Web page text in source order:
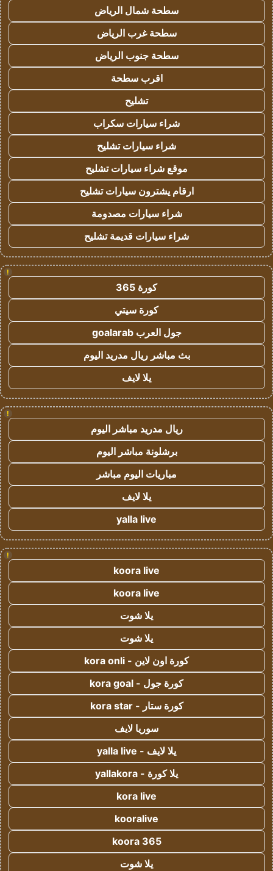
سطحة شمال الرياض
سطحة غرب الرياض
سطحة جنوب الرياض
اقرب سطحة
تشليح
شراء سيارات سكراب
شراء سيارات تشليح
موقع شراء سيارات تشليح
ارقام يشترون سيارات تشليح
شراء سيارات مصدومة
شراء سيارات قديمة تشليح
!
كورة 365
كورة سيتي
جول العرب goalarab
بث مباشر ريال مدريد اليوم
يلا لايف
!
ريال مدريد مباشر اليوم
برشلونة مباشر اليوم
مباريات اليوم مباشر
يلا لايف
yalla live
!
koora live
koora live
يلا شوت
يلا شوت
كورة اون لاين - kora onli
كورة جول - kora goal
كورة ستار - kora star
سوريا لايف
يلا لايف - yalla live
يلا كورة - yallakora
kora live
kooralive
koora 365
يلا شوت